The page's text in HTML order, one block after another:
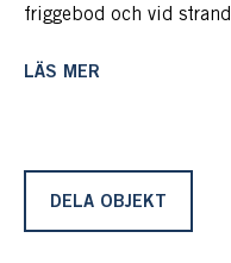
friggebod och vid
bebyggelsen.
mellanskärgården man
skingrar sig molnen
morgon till sen kväll.
LÄS MER
DELA OBJEKT